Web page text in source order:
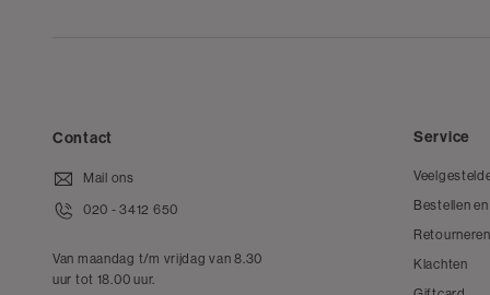
Contact
Mail ons
020 - 3412 650
Van maandag t/m vrijdag van 8.30
uur tot 18.00 uur.
Service
Bestellen
Klachten